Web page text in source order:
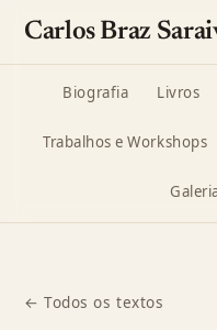
Carlos Braz
Biografia Livros
Trabalhos e Workshops
← Todos os textos